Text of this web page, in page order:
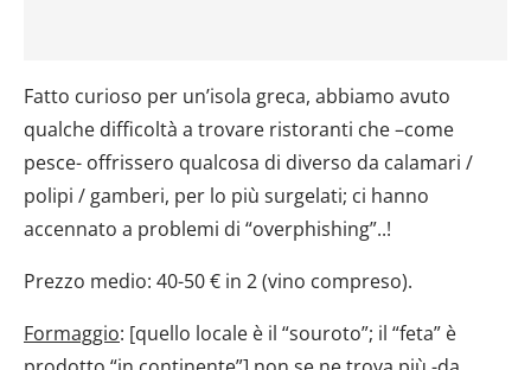
Fatto curioso per un’isola greca, abbiamo avuto
qualche difficoltà a trovare ristoranti che –come
pesce- offrissero qualcosa di diverso da calamari /
polipi / gamberi, per lo più surgelati; ci hanno
accennato a problemi di “overphishing”..!
Prezzo medio: 40-50 € in 2 (vino compreso).
Formaggio: [quello locale è il “souroto”; il “feta” è